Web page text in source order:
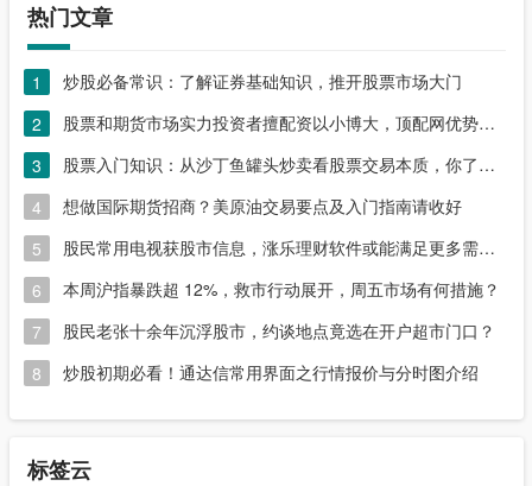
热门文章
1
炒股必备常识：了解证券基础知识，推开股票市场大门
2
股票和期货市场实力投资者擅配资以小博大，顶配网优势尽显
3
股票入门知识：从沙丁鱼罐头炒卖看股票交易本质，你了解吗？
4
想做国际期货招商？美原油交易要点及入门指南请收好
5
股民常用电视获股市信息，涨乐理财软件或能满足更多需求？
6
本周沪指暴跌超 12%，救市行动展开，周五市场有何措施？
7
股民老张十余年沉浮股市，约谈地点竟选在开户超市门口？
8
炒股初期必看！通达信常用界面之行情报价与分时图介绍
标签云